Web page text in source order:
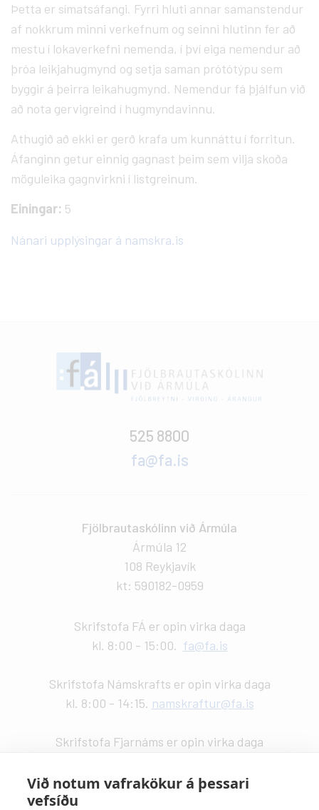
Við notum vafrakökur á þessari
vefsíðu
Þetta er símatsáfangi. Fyrri hluti annar samanstendur
af nokkrum minni verkefnum og seinni hlutinn fer að
mestu í lokaverkefni nemenda, í því eiga nemendur að
þróa leikjahugmynd og setja saman prótótýpu sem
byggir á þeirra leikahugmynd. Nemendur fá þjálfun við
að nota gervigreind í hugmyndavinnu.
Athugið að ekki er gerð krafa um kunnáttu í forritun.
Áfanginn getur einnig gagnast þeim sem vilja skoða
möguleika gagnvirkni í listgreinum.
Einingar: 5
Nánari upplýsingar á namskra.is
525 8800
fa@fa.is
Fjölbrautaskólinn við Ármúla
Ármúla 12
108 Reykjavík
kt: 590182-0959
Skrifstofa FÁ er opin virka daga
kl. 8:00 - 15:00. fa@fa.is
Skrifstofa Námskrafts er opin virka daga
kl. 8:00 - 14:15. namskraftur@fa.is
Skrifstofa Fjarnáms er opin virka daga